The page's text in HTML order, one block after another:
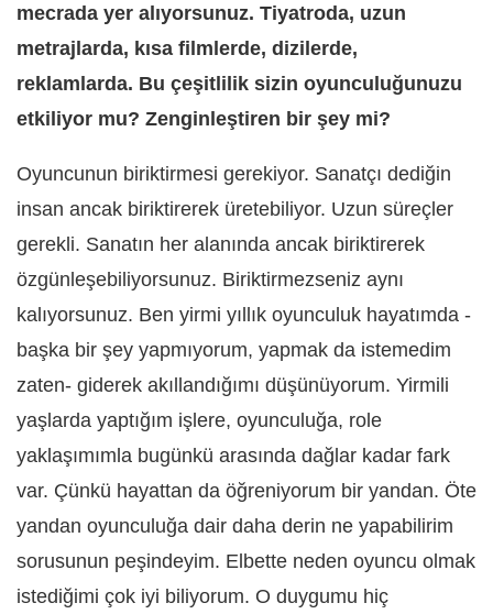
mecrada yer alıyorsunuz. Tiyatroda, uzun
metrajlarda, kısa filmlerde, dizilerde,
reklamlarda. Bu çeşitlilik sizin oyunculuğunuzu
etkiliyor mu? Zenginleştiren bir şey mi?
Oyuncunun biriktirmesi gerekiyor. Sanatçı dediğin
insan ancak biriktirerek üretebiliyor. Uzun süreçler
gerekli. Sanatın her alanında ancak biriktirerek
özgünleşebiliyorsunuz. Biriktirmezseniz aynı
kalıyorsunuz. Ben yirmi yıllık oyunculuk hayatımda -
başka bir şey yapmıyorum, yapmak da istemedim
zaten- giderek akıllandığımı düşünüyorum. Yirmili
yaşlarda yaptığım işlere, oyunculuğa, role
yaklaşımımla bugünkü arasında dağlar kadar fark
var. Çünkü hayattan da öğreniyorum bir yandan. Öte
yandan oyunculuğa dair daha derin ne yapabilirim
sorusunun peşindeyim. Elbette neden oyuncu olmak
istediğimi çok iyi biliyorum. O duygumu hiç